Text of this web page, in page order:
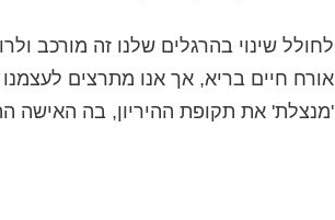
לחולל שינוי בהרגלים שלנו זה מורכב
אורח חיים בריא, אך אנו מתרצים
'מנצלת' את תקופת ההיריון, בה האישה